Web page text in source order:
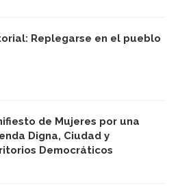
Replegarse en el pueblo
de Mujeres por una
Digna, Ciudad y
Democráticos